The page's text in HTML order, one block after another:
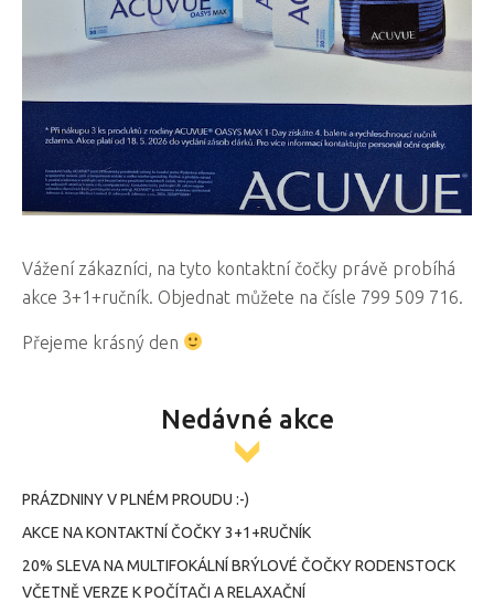
Vážení zákazníci, na tyto kontaktní čočky právě probíhá
akce 3+1+ručník. Objednat můžete na čísle 799 509 716.
Přejeme krásný den
Nedávné akce
PRÁZDNINY V PLNÉM PROUDU :-)
AKCE NA KONTAKTNÍ ČOČKY 3+1+RUČNÍK
20% SLEVA NA MULTIFOKÁLNÍ BRÝLOVÉ ČOČKY RODENSTOCK
VČETNĚ VERZE K POČÍTAČI A RELAXAČNÍ